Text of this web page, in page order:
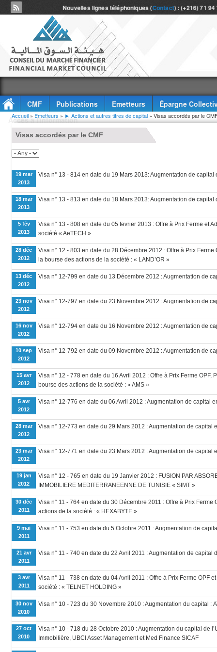
Nouvelles lignes téléphoniques (Contact) : (+216) 71
CMF Publications Emetteurs
Épargne
Accès à l'information
Vous êtes ici
Accueil » Emetteurs » ► Actions et autres titres de capital » Visas accordés par le
Visas accordés par le CMF
19 mar
2013
Visa n° 13 - 814 en date du 19 Mars 2013: Augmentation de
18 mar
2013
Visa n° 13 - 813 en date du 18 Mars 2013: Augmentation de
5 fév
2013
Visa n° 13 - 808 en date du 05 fevrier 2013 : Offre à Prix Ferme et
société « AeTECH »
28 déc
2012
Visa n° 12 - 803 en date du 28 Décembre 2012 : Offre à Prix
la bourse des actions de la société : « LAND’OR »
13 déc
2012
Visa n° 12-799 en date du 13 Décembre 2012 : Augmentation de
23 nov
2012
Visa n° 12-797 en date du 23 Novembre 2012 : Augmentation de
16 nov
2012
Visa n° 12-794 en date du 16 Novembre 2012 : Augmentation de
10 sep
2012
Visa n° 12-792 en date du 09 Novembre 2012 : Augmentation de
15 avr
2012
Visa n° 12 - 778 en date du 16 Avril 2012 : Offre à Prix Ferme
bourse des actions de la société : « AMS »
5 avr
2012
Visa n° 12-776 en date du 06 Avril 2012 : Augmentation de capital
28 mar
2012
Visa n° 12-773 en date du 29 Mars 2012 : Augmentation de capital
23 mar
2012
Visa n° 12-771 en date du 23 Mars 2012 : Augmentation de capital
19 jan
2012
Visa n° 12 - 765 en date du 19 Janvier 2012 : FUSION PAR
IMMOBILIERE MEDITERRANEENNE DE TUNISIE « SIMT »
30 déc
2011
Visa n° 11 - 764 en date du 30 Décembre 2011 : Offre à Prix
actions de la société : « HEXABYTE »
9 mai
2011
Visa n° 11 - 753 en date du 5 Octobre 2011 : Augmentation de
21 avr
2011
Visa n° 11 - 740 en date du 22 Avril 2011 : Augmentation de capital
3 avr
2011
Visa n° 11 - 738 en date du 04 Avril 2011 : Offre à Prix Ferme
société : « TELNET HOLDING »
30 nov
2010
Visa n° 10 - 723 du 30 Novembre 2010 : Augmentation du capital :
27 oct
2010
Visa n° 10 - 718 du 28 Octobre 2010 : Augmentation du capital de
Immobilière, UBCI Asset Management et Med Finance SICAF